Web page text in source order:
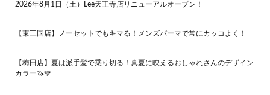
Lee京橋店
大阪府大阪市都島区東野田町２丁目９－２３ 晃進ビル2F
兵庫県西宮市甲子園九番町1-2 フラットライフワーク1F
0798-42-3334
2026年8月1日（土）Lee天王寺店リニューアルオープン！
【東三国店】ノーセットでもキマる！メンズパーマで常にカッコよく！
【梅田店】夏は派手髪で乗り切る！真夏に映えるおしゃれさんのデザイン
カラー🦄💚